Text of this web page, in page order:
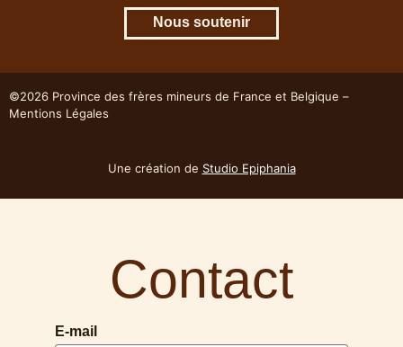
Nous soutenir
©2026 Province des frères mineurs de France et Belgique –
Mentions Légales
Une création de Studio Epiphania
Contact
E-mail